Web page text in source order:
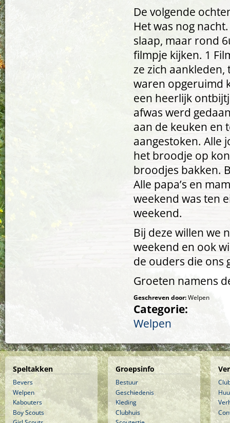
De volgende
Het was nog
slaap, maar rond
filmpje kijken. 1
ze zich
waren opgeruimd
een heerlijk
afwas werd
aan de keuken en
aangestoken. Alle
het broodje op
broodjes bakken.
Alle papa’s en
weekend was ten
weekend.
Bij deze willen we
weekend en ook
de ouders die ons
Groeten namens
Geschreven door:Welpen
Categorie:
Welpen
Speltakken
Bevers
Welpen
Kabouters
Boy Scouts
Groepsinfo
Bestuur
Geschiedenis
Kleding
Clubhuis